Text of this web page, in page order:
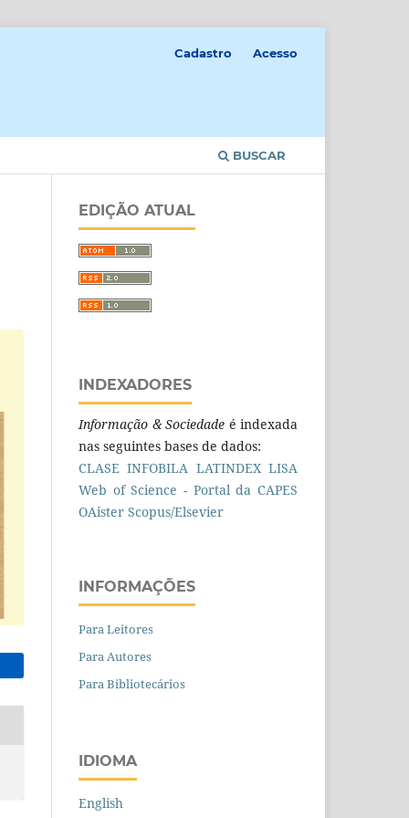
BUSCAR
Cadastro Acesso
EDIÇÃO ATUAL
INDEXADORES
Informação & Sociedade é indexada
nas seguintes bases de dados:
CLASE INFOBILA LATINDEX LISA
Web of Science - Portal da CAPES
OAister Scopus/Elsevier
INFORMAÇÕES
Para Leitores
Para Autores
Para Bibliotecários
IDIOMA
English